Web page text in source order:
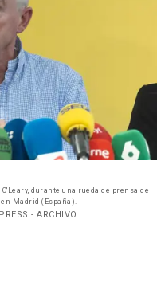
durante una rueda de prensa de
en Madrid (España).
- ARCHIVO